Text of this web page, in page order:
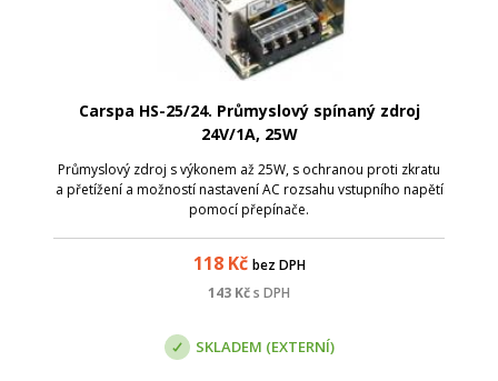
Carspa HS-25/24. Průmyslový spínaný zdroj
24V/1A, 25W
Průmyslový zdroj s výkonem až 25W, s ochranou proti zkratu
a přetížení a možností nastavení AC rozsahu vstupního napětí
pomocí přepínače.
118Kč bez DPH
143 Kčs DPH
SKLADEM (EXTERNÍ)